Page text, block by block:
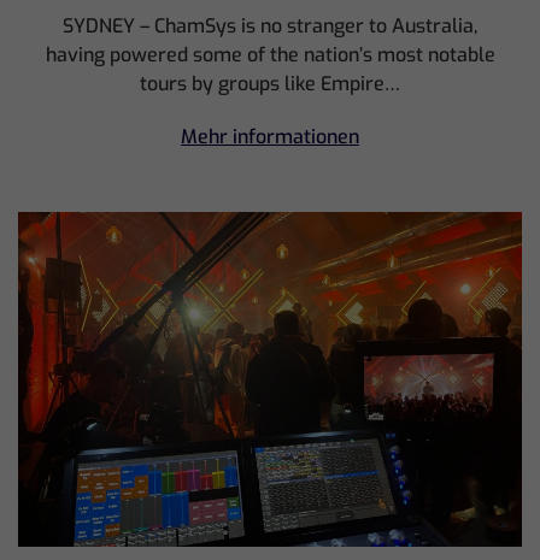
SYDNEY – ChamSys is no stranger to Australia,
having powered some of the nation’s most notable
tours by groups like Empire…
Mehr informationen